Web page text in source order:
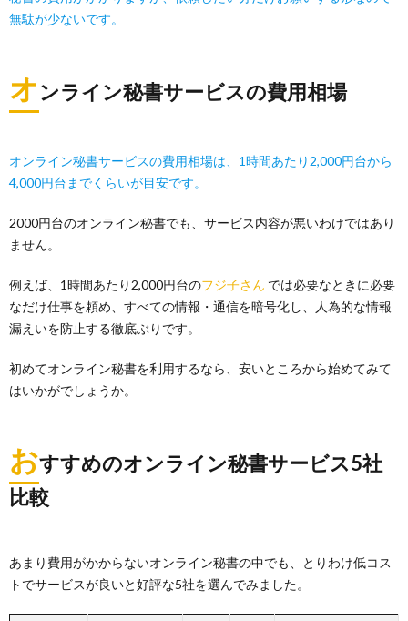
無駄が少ないです。
オンライン秘書サービスの費用相場
オンライン秘書サービスの費用相場は、1時間あたり2,000円台から
4,000円台までくらいが目安です。
2000円台のオンライン秘書でも、サービス内容が悪いわけではあり
ません。
例えば、1時間あたり2,000円台のフジ子さん では必要なときに必要
なだけ仕事を頼め、すべての情報・通信を暗号化し、人為的な情報
漏えいを防止する徹底ぶりです。
初めてオンライン秘書を利用するなら、安いところから始めてみて
はいかがでしょうか。
おすすめのオンライン秘書サービス5社
比較
あまり費用がかからないオンライン秘書の中でも、とりわけ低コス
トでサービスが良いと好評な5社を選んでみました。